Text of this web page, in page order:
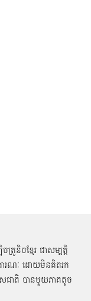
និចខ្មែរ ជាសម្បតិ្ត
ារណៈ ដោយមិនគិតរក
សជាតិ បានមួយភាគតូច